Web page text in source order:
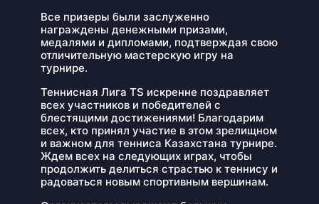
Все призеры были заслуженно
награждены денежными призами,
медалями и дипломами, подтверждая свою
отличительную мастерскую игру на
турнире.
Теннисная Лига TS искренне поздравляет
всех участников и победителей с
блестящими достижениями! Благодарим
всех, кто принял участие в этом зрелищном
и важном для тенниса Казахстана турнире.
Ждем всех на следующих играх, чтобы
продолжить делиться страстью к теннису и
радоваться новым спортивным вершинам.